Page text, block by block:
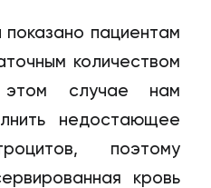
пациентам
количеством
этом случае нам
недостающее
поэтому
кровь